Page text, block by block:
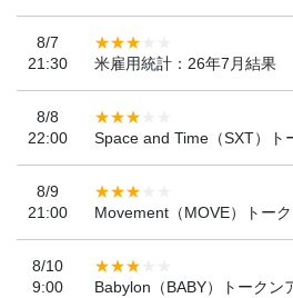
8/7
21:30
米雇用統計：26年7月結果
8/8
22:00
Space and Time（SXT）ト
8/9
21:00
Movement（MOVE）トー
8/10
9:00
Babylon（BABY）トークン